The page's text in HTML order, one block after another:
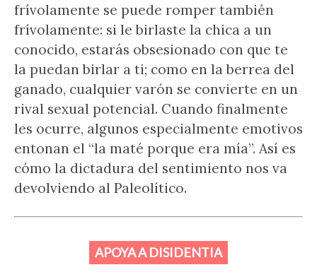
frívolamente se puede romper también
frívolamente: si le birlaste la chica a un
conocido, estarás obsesionado con que te
la puedan birlar a ti; como en la berrea del
ganado, cualquier varón se convierte en un
rival sexual potencial. Cuando finalmente
les ocurre, algunos especialmente emotivos
entonan el “la maté porque era mía”. Así es
cómo la dictadura del sentimiento nos va
devolviendo al Paleolítico.
APOYA A DISIDENTIA